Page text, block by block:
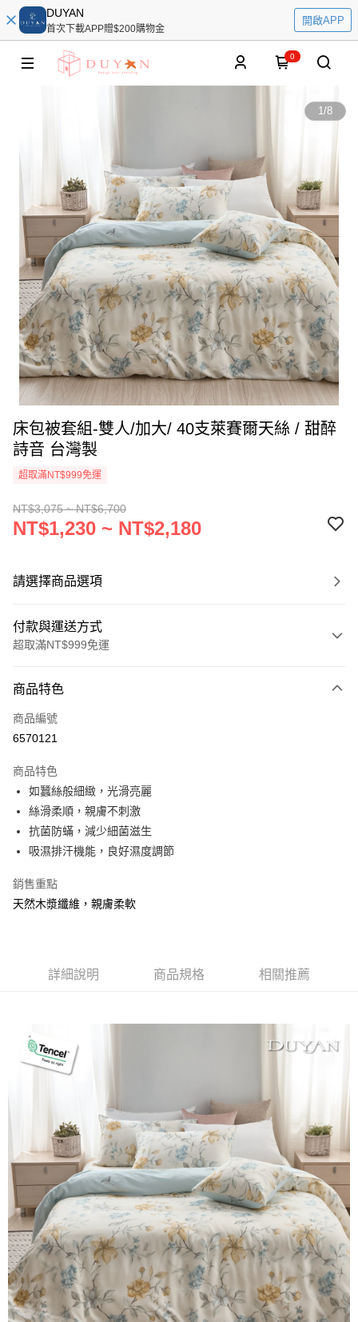
DUYAN
首次下載APP贈$200購物金
開啟APP
0
1/8
床包被套組-雙人/加大/ 40支萊賽爾天絲 / 甜醉
詩音 台灣製
超取滿NT$999免運
NT$3,075 ~ NT$6,700
NT$1,230 ~ NT$2,180
請選擇商品選項
付款與運送方式
超取滿NT$999免運
信用卡一次付款
信用卡分期付款
合作金庫商業銀行
華南商業銀行
上海商業儲蓄銀行
國泰世華商業銀行
臺灣中小企業銀行
聯邦商業銀行
元大商業銀行
超商取貨付款
LINE Pay
Apple Pay
Google Pay
相關說明
流程，驗證手機門號後，選擇欲分期的期數、繳款截止日，確認付款後即完
成交易。
3.實際核准額度、可分期數及費用金額請依後續交易確認頁面所載為準。
消。如遇「轉專審核」未通過狀況，表示未達大哥付你分期系統評分，恕無
【繳款方式說明】
1.分期款項不併入電信帳單，「大哥付你分期」於每月結算日後寄送繳費提
醒簡訊。
2.透過簡訊連結打開帳單後，可選擇「超商條碼／台灣大直營門市／銀行轉
帳／街口支付／iPASS MONEY」等通路繳費。
【注意事項】
1.本服務係由「台灣大哥大股份有限公司」（以下簡稱本公司）所提供，讓
用戶於交易時，得透過本服務購買商品或服務，並由商店將買賣／分期付款
買賣價金債權讓與本公司後，依約使用本公司帳單繳交帳款。
2.基於同意付款使用「大哥付你分期」之契約關係目的，商店將以您的個人
資料（包含姓名、電話或地址）提供予台灣大哥大進項蒐集、處理及利用，
由本公司與您本人進行分期帳單所需資料之確認、核對及更正。
3.完整用戶服務條款，請詳閱以下連結：https://oppay.tw/userRule
【關於「AFTEE先享後付」】
AFTEE先享後付是「在收到商品之後才付款」的支付方式。 讓您購物簡單
便利好安心！
２．便利：只要手機號碼，簡訊認證，即可結帳。
３．安心：先確認商品／服務後，再付款。
【「AFTEE先享後付」結帳流程】
１．於結帳方式選擇「AFTEE先享後付」後，將跳轉至「AFTEE先享後付」
結帳頁面，進行簡訊認證並確認金額後，即可完成結帳。
２．訂單成立數日內，您將收到繳費通知簡訊。
３．收到繳費通知簡訊後14天內，點擊此簡訊中的連結，可透過四大超商／
ATM／網路銀行／等多元方式進行付款，方視為交易完成。
※ 請注意：結帳手續完成當下不需立刻繳費，但若您需要取消訂單，請聯絡
購買商品的店家。未經商家同意取消之訂單仍視為有效，需透過AFTEE先享
後付繳納相關費用。
※ 交易是否成功請以「AFTEE先享後付 」之結帳頁面顯示為準，若有關於
是否繳費成功／繳費後需取消欲退款等相關疑問，請聯繫「AFTEE先享後付
客戶支援中心」https://netprotections.freshdesk.com/support/home
Hami Point
「Hami Point」為中華電信所提供之點數服務，可於會員專區綁定中華電信
會員帳號後，即可在購物車使用 Hami Point 折抵消費金額 (1點等於1元)。
運送方式
全家取貨付款
每筆NT$60，滿NT$999(含以上)免運費
付款後全家取貨
每筆NT$60，滿NT$999(含以上)免運費
7-11取貨付款
每筆NT$60，滿NT$999(含以上)免運費
商品特色
商品編號
6570121
商品特色
如蠶絲般細緻，光滑亮麗
絲滑柔順，親膚不刺激
抗菌防蟎，減少細菌滋生
吸濕排汗機能，良好濕度調節
銷售重點
天然木漿纖維，親膚柔軟
詳細說明 商品規格 相關推薦